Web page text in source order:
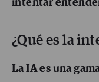
intentar
¿Qué es la
La IA es una